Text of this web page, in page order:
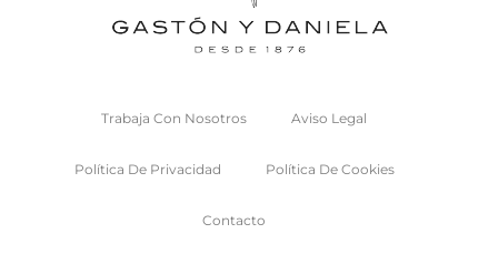
Trabaja Con Nosotros Aviso Legal
Política De Privacidad Política De Cookies
Contacto